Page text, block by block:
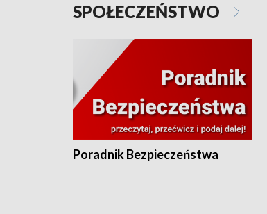
SPOŁECZEŃSTWO
Poradnik Bezpieczeństwa